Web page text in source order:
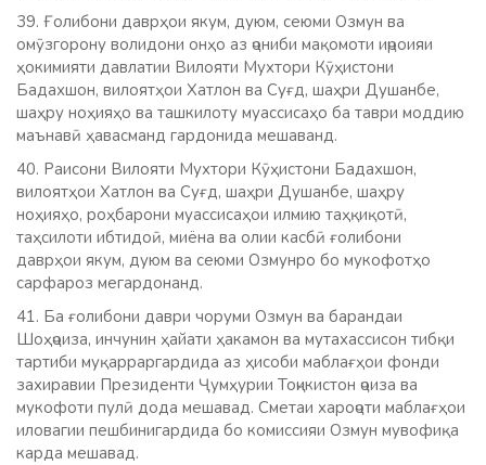
39. Ғолибони даврҳои якум, дуюм, сеюми Озмун ва
омӯзгорону волидони онҳо аз ҷониби мақомоти иҷроияи
ҳокимияти давлатии Вилояти Мухтори Кӯҳистони
Бадахшон, вилоятҳои Хатлон ва Суғд, шаҳри Душанбе,
шаҳру ноҳияҳо ва ташкилоту муассисаҳо ба таври моддию
маънавӣ ҳавасманд гардонида мешаванд.
40. Раисони Вилояти Мухтори Кӯҳистони Бадахшон,
вилоятҳои Хатлон ва Суғд, шаҳри Душанбе, шаҳру
ноҳияҳо, роҳбарони муассисаҳои илмию таҳқиқотӣ,
таҳсилоти ибтидоӣ, миёна ва олии касбӣ ғолибони
даврҳои якум, дуюм ва сеюми Озмунро бо мукофотҳо
сарфароз мегардонанд.
41. Ба ғолибони даври чоруми Озмун ва барандаи
Шоҳҷоиза, инчунин ҳайати ҳакамон ва мутахассисон тибқи
тартиби муқарраргардида аз ҳисоби маблағҳои фонди
захиравии Президенти Ҷумҳурии Тоҷикистон ҷоиза ва
мукофоти пулӣ дода мешавад. Сметаи хароҷоти маблағҳои
иловагии пешбинигардида бо комиссияи Озмун мувофиқа
карда мешавад.